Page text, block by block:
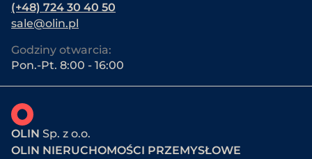
(+48) 724 30 40 50
sale@olin.pl
Godziny otwarcia:
Pon.-Pt. 8:00 - 16:00
OLIN Sp. z o.o.
OLIN NIERUCHOMOŚCI PRZEMYSŁOWE